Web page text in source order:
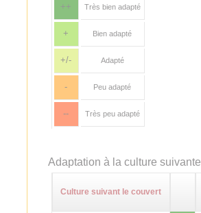
++
Très bien adapté
+ Bien adapté
+/- Adapté
- Peu adapté
-- Très peu adapté
Adaptation à la culture suivante
Culture suivant le couvert